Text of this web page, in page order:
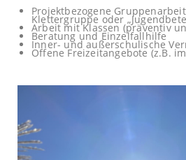
Projektbezogene
Klettergruppe oder
Arbeit mit Klassen (präventiv
Beratung und Einzelfallhilfe
Inner- und außerschulische
Offene Freizeitangebote (z.B.